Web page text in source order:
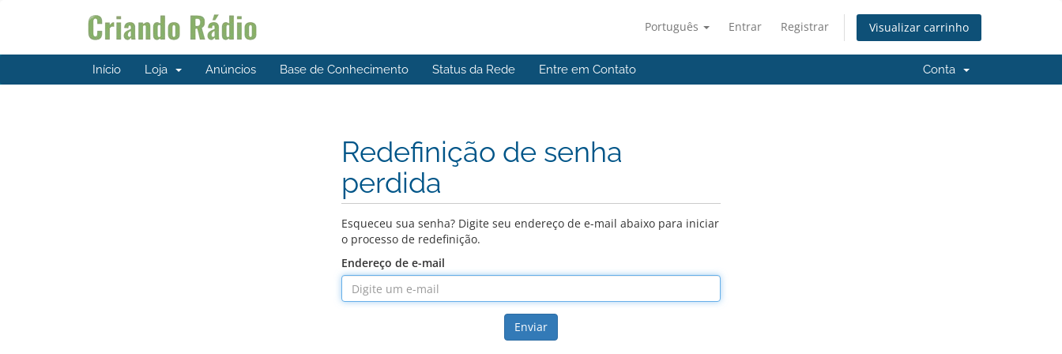
Português Entrar Registrar Visualizar carrinho
Início Loja Anúncios Base de Conhecimento Status da Rede Entre em Contato Conta
Redefinição de senha
perdida
Esqueceu sua senha? Digite seu endereço de e-mail abaixo para iniciar
o processo de redefinição.
Endereço de e-mail
Enviar